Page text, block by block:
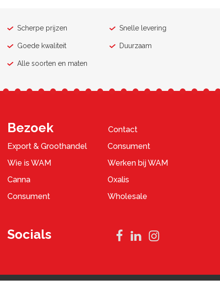
Scherpe prijzen Snelle levering
Goede kwaliteit Duurzaam
Alle soorten en maten
Bezoek
Contact
Export & Groothandel
Consument
Wie is WAM
Werken bij WAM
Canna
Oxalis
Consument
Wholesale
Socials